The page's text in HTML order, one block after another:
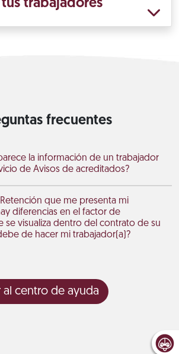
trabajadores
frecuentes
la información de un trabajador
de Avisos de acreditados?
que me presenta mi
diferencias en el factor de
se visualiza dentro del contrato de su
de hacer mi trabajador(a)?
al centro de ayuda